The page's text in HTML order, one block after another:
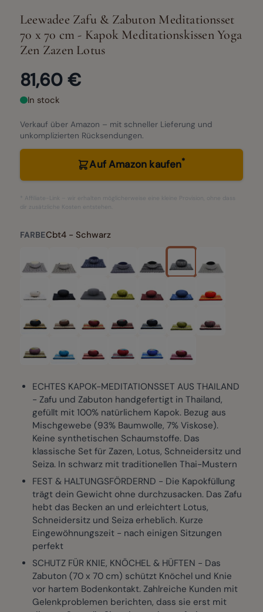
Leewadee Zafu & Zabuton Meditationsset
70 x 70 cm - Kapok Meditationskissen Yoga
Zen Zazen Lotus
81,60 €
In stock
Verkauf über Amazon – mit schneller Lieferung und
unkomplizierten Rücksendungen.
Auf Amazon kaufen*
* Affiliate-Link – wir erhalten möglicherweise eine kleine Provision, ohne dass
dir zusätzliche Kosten entstehen.
FARBECbt4 - Schwarz
ECHTES KAPOK-MEDITATIONSSET AUS THAILAND
- Zafu und Zabuton handgefertigt in Thailand,
gefüllt mit 100% natürlichem Kapok. Bezug aus
Mischgewebe (93% Baumwolle, 7% Viskose).
Keine synthetischen Schaumstoffe. Das
klassische Set für Zazen, Lotus, Schneidersitz und
Seiza. In schwarz mit traditionellen Thai-Mustern
FEST & HALTUNGSFÖRDERND - Die Kapokfüllung
trägt dein Gewicht ohne durchzusacken. Das Zafu
hebt das Becken an und erleichtert Lotus,
Schneidersitz und Seiza erheblich. Kurze
Eingewöhnungszeit - nach einigen Sitzungen
perfekt
SCHUTZ FÜR KNIE, KNÖCHEL & HÜFTEN - Das
Zabuton (70 x 70 cm) schützt Knöchel und Knie
vor hartem Bodenkontakt. Zahlreiche Kunden mit
Gelenkproblemen berichten, dass sie erst mit